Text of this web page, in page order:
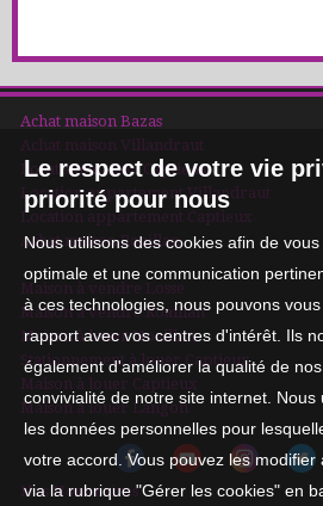
Achat maison Bazas
Achat maison Villandraut
Location maison Captieux
Location appartement Villandraut
Location appartement Captieux
Achat maison Roaillan
Maison à vendre Losse
Maison à vendre Roaillan
Maison à louer Noaillan
Stationnement à louer Captieux
Maison à louer Captieux
Maison à louer Langon
Nos Honoraires
Le respect de votre vie
priorité pour nous
Nous utilisons des cookies afin de
optimale et une communication
à ces technologies, nous pouvons
rapport avec vos centres d'intérêt. Ils
également d'améliorer la qualité de
convivialité de notre site internet.
les données personnelles pour
votre accord. Vous pouvez les
via la rubrique "Gérer les cookies" en